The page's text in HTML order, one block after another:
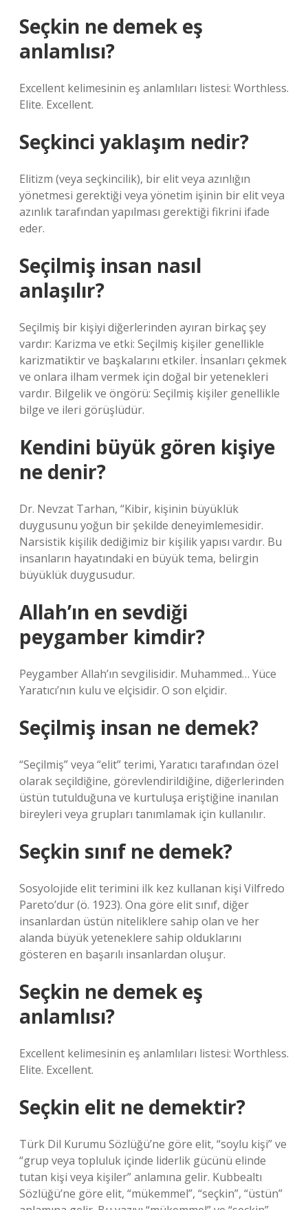
Seçkin ne demek eş
anlamlısı?
Excellent kelimesinin eş anlamlıları listesi: Worthless.
Elite. Excellent.
Seçkinci yaklaşım nedir?
Elitizm (veya seçkincilik), bir elit veya azınlığın
yönetmesi gerektiği veya yönetim işinin bir elit veya
azınlık tarafından yapılması gerektiği fikrini ifade
eder.
Seçilmiş insan nasıl
anlaşılır?
Seçilmiş bir kişiyi diğerlerinden ayıran birkaç şey
vardır: Karizma ve etki: Seçilmiş kişiler genellikle
karizmatiktir ve başkalarını etkiler. İnsanları çekmek
ve onlara ilham vermek için doğal bir yetenekleri
vardır. Bilgelik ve öngörü: Seçilmiş kişiler genellikle
bilge ve ileri görüşlüdür.
Kendini büyük gören kişiye
ne denir?
Dr. Nevzat Tarhan, “Kibir, kişinin büyüklük
duygusunu yoğun bir şekilde deneyimlemesidir.
Narsistik kişilik dediğimiz bir kişilik yapısı vardır. Bu
insanların hayatındaki en büyük tema, belirgin
büyüklük duygusudur.
Allah’ın en sevdiği
peygamber kimdir?
Peygamber Allah’ın sevgilisidir. Muhammed… Yüce
Yaratıcı’nın kulu ve elçisidir. O son elçidir.
Seçilmiş insan ne demek?
“Seçilmiş” veya “elit” terimi, Yaratıcı tarafından özel
olarak seçildiğine, görevlendirildiğine, diğerlerinden
üstün tutulduğuna ve kurtuluşa eriştiğine inanılan
bireyleri veya grupları tanımlamak için kullanılır.
Seçkin sınıf ne demek?
Sosyolojide elit terimini ilk kez kullanan kişi Vilfredo
Pareto’dur (ö. 1923). Ona göre elit sınıf, diğer
insanlardan üstün niteliklere sahip olan ve her
alanda büyük yeteneklere sahip olduklarını
gösteren en başarılı insanlardan oluşur.
Seçkin ne demek eş
anlamlısı?
Excellent kelimesinin eş anlamlıları listesi: Worthless.
Elite. Excellent.
Seçkin elit ne demektir?
Türk Dil Kurumu Sözlüğü’ne göre elit, “soylu kişi” ve
“grup veya topluluk içinde liderlik gücünü elinde
tutan kişi veya kişiler” anlamına gelir. Kubbealtı
Sözlüğü’ne göre elit, “mükemmel”, “seçkin”, “üstün”